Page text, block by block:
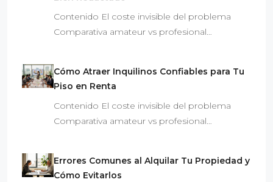
Contenido El coste invisible del problema
Comparativa amateur vs profesional…
Cómo Atraer Inquilinos Confiables para Tu
Piso en Renta
Contenido El coste invisible del problema
Comparativa amateur vs profesional…
Errores Comunes al Alquilar Tu Propiedad y
Cómo Evitarlos